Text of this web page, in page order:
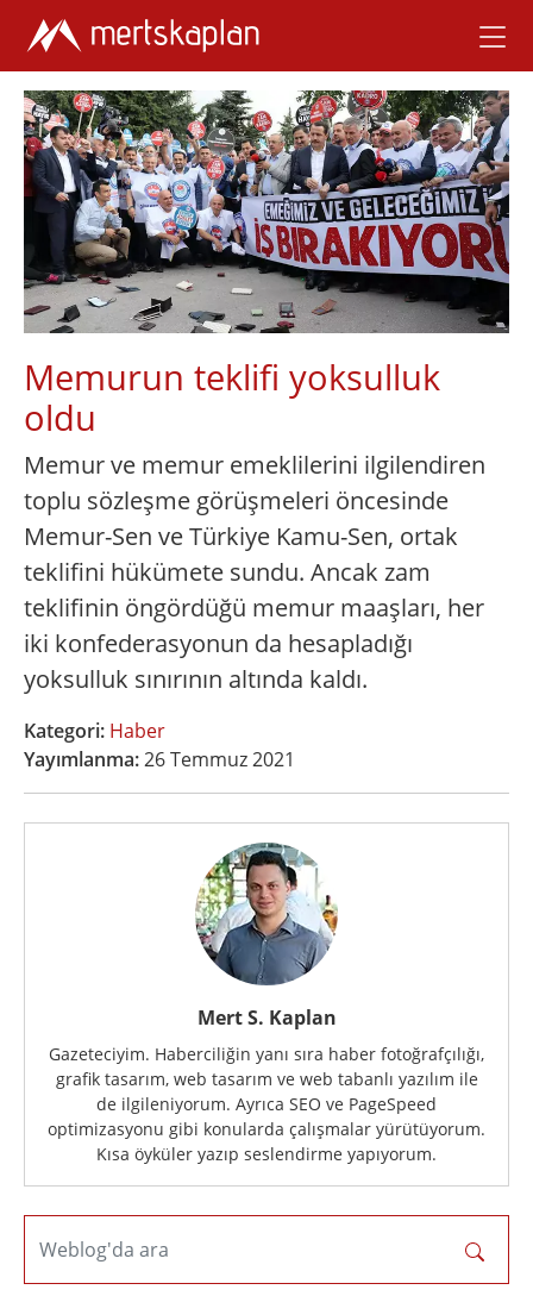
Memurun teklifi yoksulluk
oldu
Memur ve memur emeklilerini ilgilendiren
toplu sözleşme görüşmeleri öncesinde
Memur-Sen ve Türkiye Kamu-Sen, ortak
teklifini hükümete sundu. Ancak zam
teklifinin öngördüğü memur maaşları, her
iki konfederasyonun da hesapladığı
yoksulluk sınırının altında kaldı.
Kategori: Haber
Yayımlanma:26 Temmuz 2021
Mert S. Kaplan
Gazeteciyim. Haberciliğin yanı sıra haber fotoğrafçılığı,
grafik tasarım, web tasarım ve web tabanlı yazılım ile
de ilgileniyorum. Ayrıca SEO ve PageSpeed
optimizasyonu gibi konularda çalışmalar yürütüyorum.
Kısa öyküler yazıp seslendirme yapıyorum.
Weblog'da ara